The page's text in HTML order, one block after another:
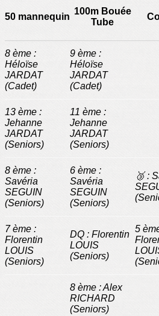
50 mannequin
100m Bouée
Tube
8 ème :
Héloïse
JARDAT
(Cadet)
9 ème :
Héloïse
JARDAT
(Cadet)
13 ème :
Jehanne
JARDAT
(Seniors)
11 ème :
Jehanne
JARDAT
(Seniors)
8 ème :
Savéria
SEGUIN
(Seniors)
6 ème :
Savéria
SEGUIN
(Seniors)
🥉 :
7 ème :
Florentin
LOUIS
(Seniors)
DQ : Florentin
LOUIS
(Seniors)
5
8 ème : Alex
RICHARD
(Seniors)